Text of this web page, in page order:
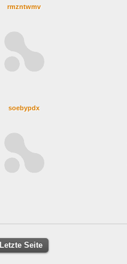
rmzntwmv
soebypdx
Letzte Seite